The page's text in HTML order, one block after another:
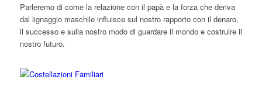
Parleremo di come la relazione con il papà e la forza che deriva
dal lignaggio maschile influisce sul nostro rapporto con il denaro,
il successo e sulla nostro modo di guardare il mondo e costruire il
nostro futuro.